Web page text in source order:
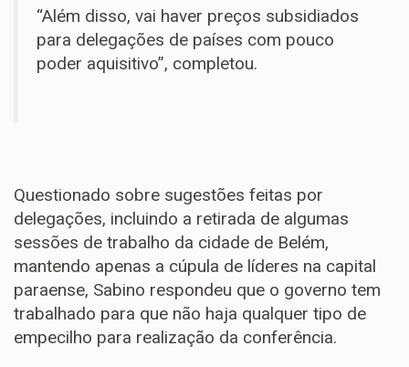
“Além disso, vai haver preços subsidiados
para delegações de países com pouco
poder aquisitivo”, completou.
Questionado sobre sugestões feitas por
delegações, incluindo a retirada de algumas
sessões de trabalho da cidade de Belém,
mantendo apenas a cúpula de líderes na capital
paraense, Sabino respondeu que o governo tem
trabalhado para que não haja qualquer tipo de
empecilho para realização da conferência.